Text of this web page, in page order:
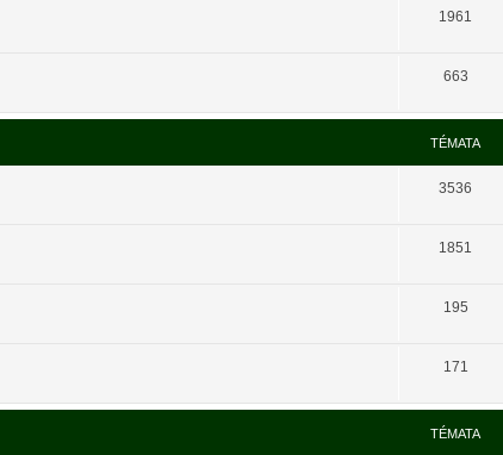
1961
663
TÉMATA
3536
1851
195
171
TÉMATA